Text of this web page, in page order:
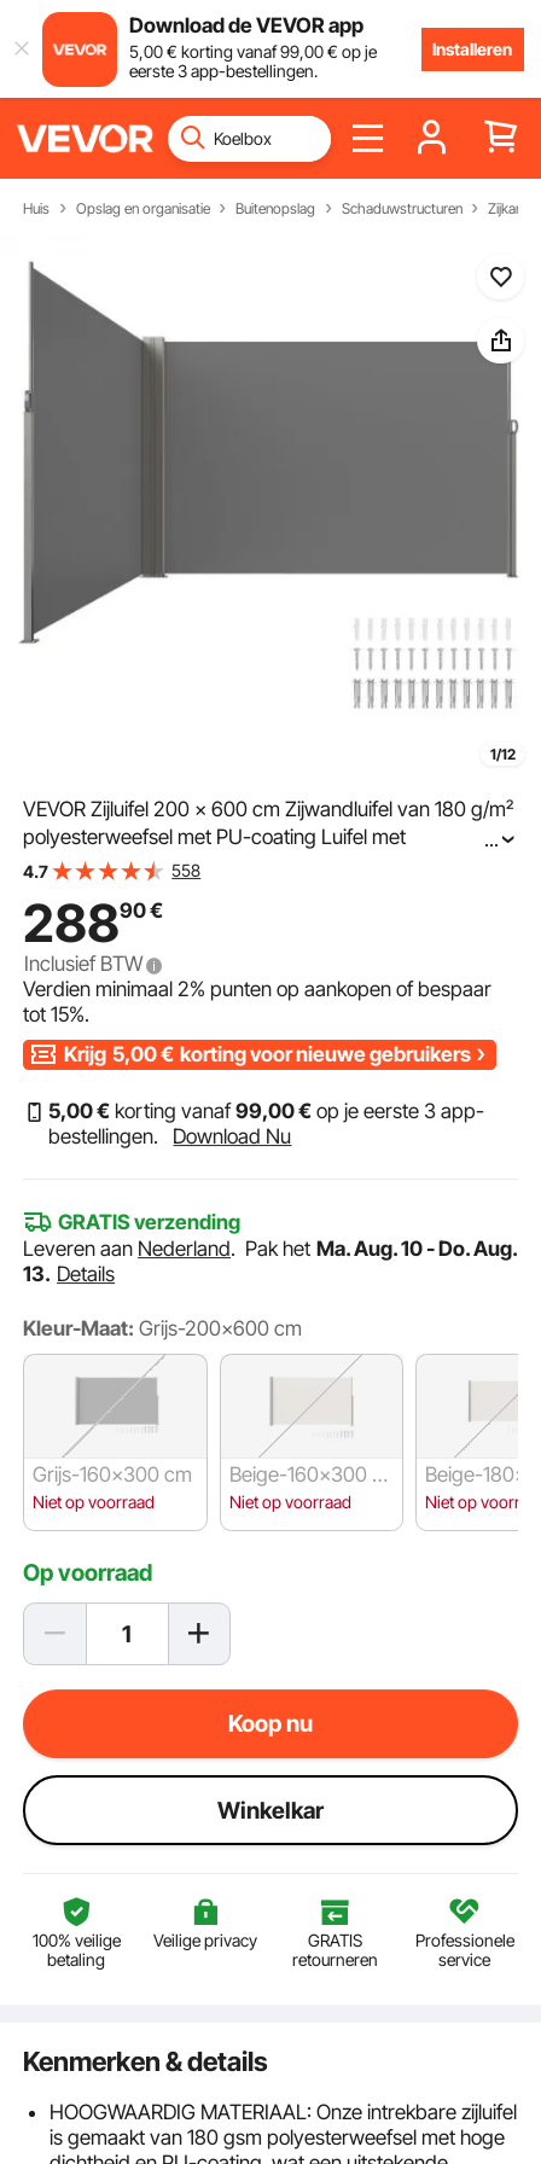
Download de VEVOR app
5,00€ korting vanaf99,00€ op je
eerste 3 app-bestellingen.
Installeren
Huis Opslag en organisatie Buitenopslag Schaduwstructuren Zijkant
1/12
VEVOR Zijluifel 200 x 600 cm Zijwandluifel van 180 g/m²
polyesterweefsel met PU-coating Luifel met
uitschuifbare handgreep en veermechanisme
...
4.7 558
28890€
Inclusief BTW
Verdien minimaal2% punten op aankopen of bespaar
tot15%.
Krijg 5,00€ korting voor nieuwe gebruikers
5,00€ korting vanaf99,00€ op je eerste 3 app-
bestellingen.
Download Nu
GRATIS verzending
Leveren aan Nederland. Pak het Ma. Aug. 10 - Do. Aug.
13. Details
Kleur-Maat: Grijs-200x600 cm
Grijs-160x300 cm
Niet op voorraad
Beige-160x300 c
m
Niet op voorraad
Beige-
m
Niet op
Op voorraad
Koop nu
Winkelkar
100% veilige
betaling
Veilige privacy
GRATIS
retourneren
Professionele
service
Kenmerken & details
HOOGWAARDIG MATERIAAL: Onze intrekbare zijluifel
is gemaakt van 180 gsm polyesterweefsel met hoge